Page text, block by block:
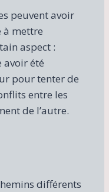
peuvent avoir
à mettre
aspect :
avoir été
pour tenter de
entre les
de l’autre.
différents